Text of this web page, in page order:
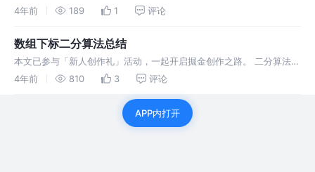
法思想： 相关套路代码： 链表的相关中点的寻找： 相关leetcode题目
4年前 189 1 评论
数组下标二分算法总结
本文已参与「新人创作礼」活动，一起开启掘金创作之路。 二分算法
引言： 假如给定一个有序数组，要求在该数组中查找相应的数字，如果
4年前 810 3 评论
APP内打开